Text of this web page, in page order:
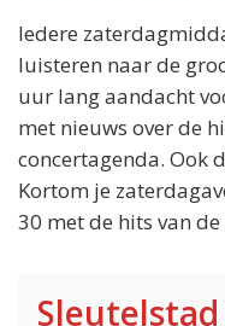
Iedere
luisteren naar de
uur lang aandacht
met nieuws over de
concertagenda. Ook
Kortom je
30 met de hits van
Sleutelstad